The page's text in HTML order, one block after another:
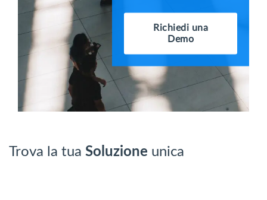
Richiedi una
Demo
Trova la tua Soluzione unica